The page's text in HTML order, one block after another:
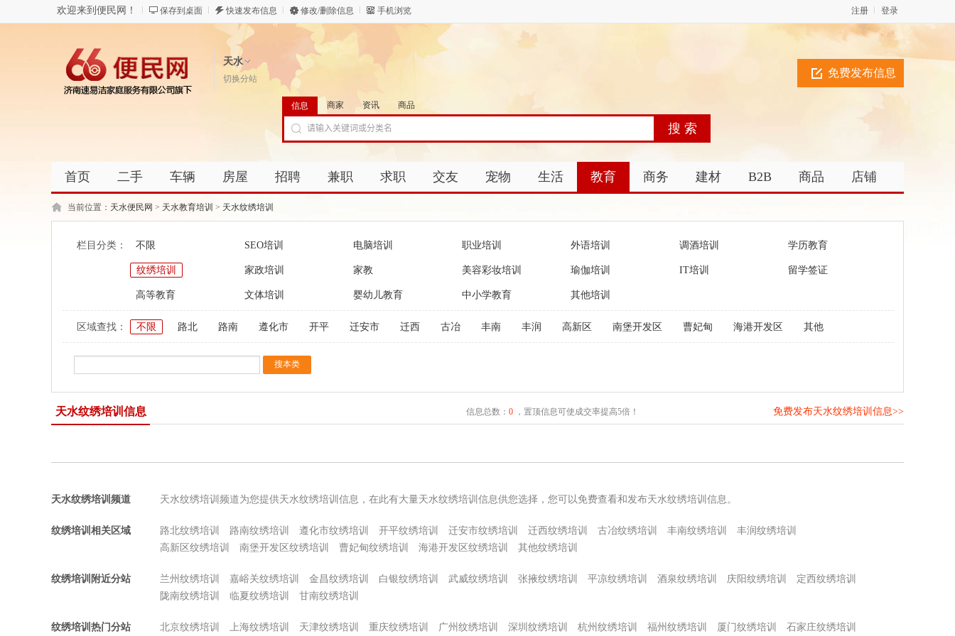
欢迎来到便民网！ 保存到桌面 快速发布信息 修改/删除信息 手机浏览 登录
注册
天水
切换分站 免费发布信息
信息 商家 资讯 商品
首页 二手 车辆 房屋 招聘 兼职 求职 交友 宠物 生活 教育 商务 建材 B2B 商品 店铺
当前位置： 天水便民网 > 天水教育培训 > 天水纹绣培训
栏目分类： 不限 SEO培训 电脑培训 职业培训 外语培训 调酒培训 学历教育
纹绣培训 家政培训 家教 美容彩妆培训 瑜伽培训 IT培训 留学签证
高等教育 文体培训 婴幼儿教育 中小学教育 其他培训
区域查找： 不限 路北 路南 遵化市 开平 迁安市 迁西 古冶 丰南 丰润 高新区 南堡开发区 曹妃甸 海港开发区 其他
天水纹绣培训信息 信息总数： 0，置顶信息可使成交率提高5倍！ 免费发布天水纹绣培训信息>>
天水纹绣培训频道 天水纹绣培训频道为您提供天水纹绣培训信息，在此有大量天水纹绣培训信息供您选择，您可以免费查看和发布天水纹绣培训信息。
纹绣培训相关区域 路北纹绣培训 路南纹绣培训 遵化市纹绣培训 开平纹绣培训 迁安市纹绣培训 迁西纹绣培训 古冶纹绣培训 丰南纹绣培训
丰润纹绣培训
高新区纹绣培训
南堡开发区纹绣培训 曹妃甸纹绣培训 海港开发区纹绣培训 其他纹绣培训
纹绣培训附近分站 兰州纹绣培训 嘉峪关纹绣培训 金昌纹绣培训 白银纹绣培训 武威纹绣培训 张掖纹绣培训 平凉纹绣培训 酒泉纹绣培训 庆阳纹绣培训
定西纹绣培训
陇南纹绣培训
临夏纹绣培训 甘南纹绣培训
纹绣培训热门分站 北京纹绣培训 上海纹绣培训 天津纹绣培训 重庆纹绣培训 广州纹绣培训 深圳纹绣培训 杭州纹绣培训 福州纹绣培训 厦门纹绣培训 石家庄纹绣培训